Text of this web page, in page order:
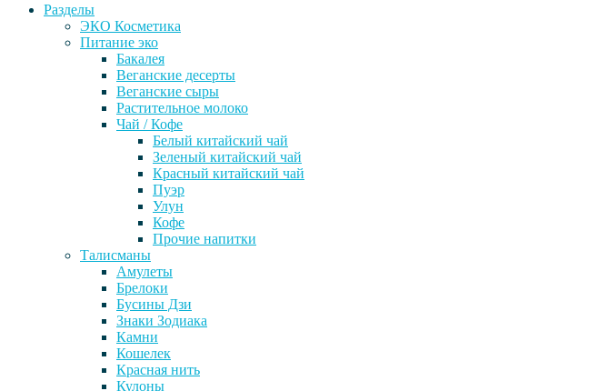
Разделы
ЭКО Косметика
Питание эко
Бакалея
Веганские десерты
Веганские сыры
Растительное молоко
Чай / Кофе
Белый китайский чай
Зеленый китайский чай
Красный китайский чай
Пуэр
Улун
Кофе
Прочие напитки
Талисманы
Амулеты
Брелоки
Бусины Дзи
Знаки Зодиака
Камни
Кошелек
Красная нить
Кулоны